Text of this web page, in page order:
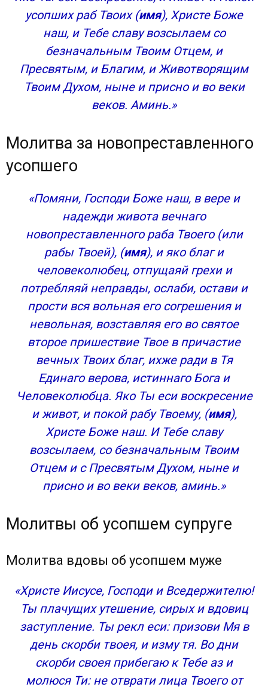
усопших раб Твоих (имя), Христе Боже
наш, и Тебе славу возсылаем со
безначальным Твоим Отцем, и
Пресвятым, и Благим, и Животворящим
Твоим Духом, ныне и присно и во веки
веков. Аминь.»
Молитва за новопреставленного
усопшего
«Помяни, Господи Боже наш, в вере и
надежди живота вечнаго
новопреставленного раба Твоего (или
рабы Твоей), (имя), и яко благ и
человеколюбец, отпущаяй грехи и
потребляяй неправды, ослаби, остави и
прости вся вольная его согрешения и
невольная, возставляя его во святое
второе пришествие Твое в причастие
вечных Твоих благ, ихже ради в Тя
Единаго верова, истиннаго Бога и
Человеколюбца. Яко Ты еси воскресение
и живот, и покой рабу Твоему, (имя),
Христе Боже наш. И Тебе славу
возсылаем, со безначальным Твоим
Отцем и с Пресвятым Духом, ныне и
присно и во веки веков, аминь.»
Молитвы об усопшем супруге
Молитва вдовы об усопшем муже
«Христе Иисусе, Господи и Вседержителю!
Ты плачущих утешение, сирых и вдовиц
заступление. Ты рекл еси: призови Мя в
день скорби твоея, и изму тя. Во дни
скорби своея прибегаю к Тебе аз и
молюся Ти: не отврати лица Твоего от